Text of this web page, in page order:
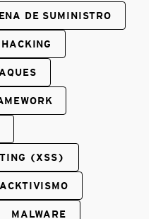
DE SUMINISTRO
HACKING
(XSS)
MALWARE